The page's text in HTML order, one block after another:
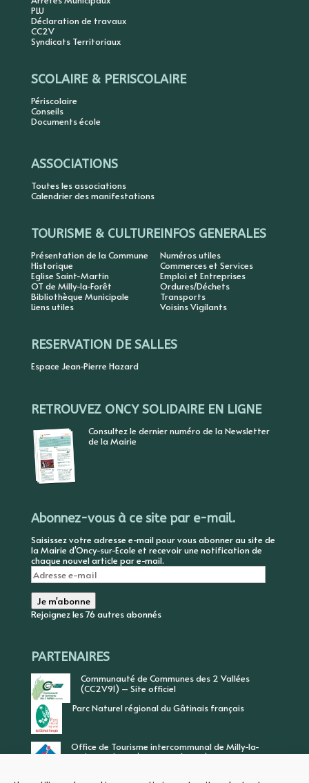
PLU
Déclaration de travaux
CC2V
Syndicats Territoriaux
SCOLAIRE & PERISCOLAIRE
Périscolaire
Conseils
Documents école
ASSOCIATIONS
Toutes les associations
Calendrier des manifestations
TOURISME & CULTURE
Présentation de la Commune
Historique
Eglise Saint-Martin
OT de Milly-la-Forêt
Bibliothèque Municipale
Liens utiles
INFOS GENERALES
Numéros utiles
Commerces et Services
Emploi et Entreprises
Ordures/Déchets
Transports
Voisins Vigilants
RESERVATION DE SALLES
Espace Jean-Pierre Hazard
RETROUVEZ ONCY SOLIDAIRE EN LIGNE
Consultez le dernier numéro de la Newsletter
de la Mairie
Abonnez-vous à ce site par e-mail.
Saisissez votre adresse e-mail pour vous abonner au site de
la Mairie d'Oncy-sur-Ecole et recevoir une notification de
chaque nouvel article par e-mail.
Adresse
e-
mail
Je m'abonne
Rejoignez les 76 autres abonnés
PARTENAIRES
Communauté de Communes des 2 Vallées
(CC2V91) – Site officiel
Parc Naturel régional du Gâtinais français
Office de Tourisme intercommunal de Milly-la-
Forêt, Vallée de l’Ecole, Vallée de l’Essonne